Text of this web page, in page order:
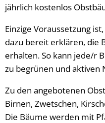
jährlich kostenlos
Einzige Voraussetzung
dazu bereit erklären, die
erhalten. So kann jede/r
zu begrünen und aktiven
Zu den angebotenen
Birnen, Zwetschen,
Die Bäume werden mit